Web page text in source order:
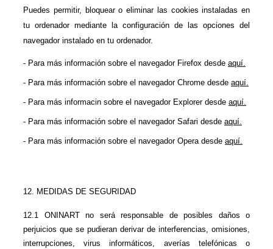
Puedes permitir, bloquear o eliminar las cookies instaladas en
tu ordenador mediante la configuración de las opciones del
navegador instalado en tu ordenador.
- Para más información sobre el navegador Firefox desde aquí.
- Para más información sobre el navegador Chrome desde aquí.
- Para más informacin sobre el navegador Explorer desde aquí.
- Para más información sobre el navegador Safari desde aquí.
- Para más información sobre el navegador Opera desde aquí.
12. MEDIDAS DE SEGURIDAD
12.1 ONINART no será responsable de posibles daños o
perjuicios que se pudieran derivar de interferencias, omisiones,
interrupciones, virus informáticos, averías telefónicas o